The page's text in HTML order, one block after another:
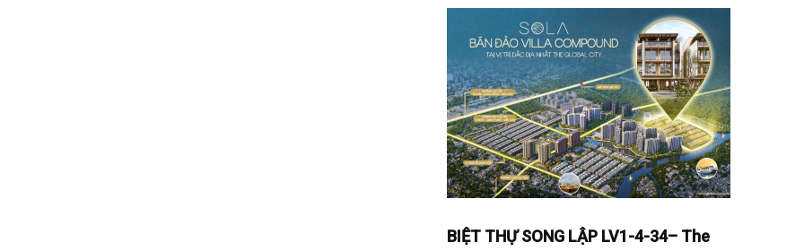
BIỆT THỰ SONG LẬP LV1-4-34– The